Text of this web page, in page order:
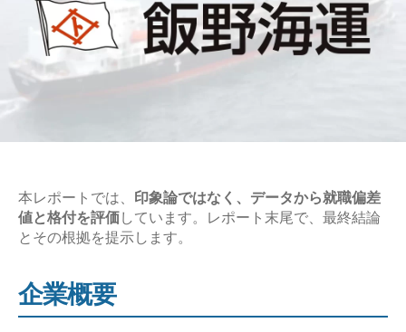
本レポートでは、
印象論ではなく、データから就職偏差
値と格付を評価しています。レポート末尾で、最終結論
とその根拠を提示します。
企業概要